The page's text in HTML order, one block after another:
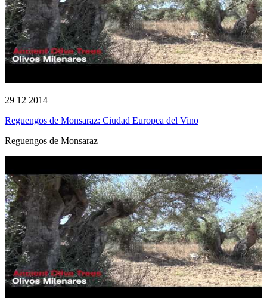
29 12 2014
Reguengos de Monsaraz: Ciudad Europea del Vino
Reguengos de Monsaraz